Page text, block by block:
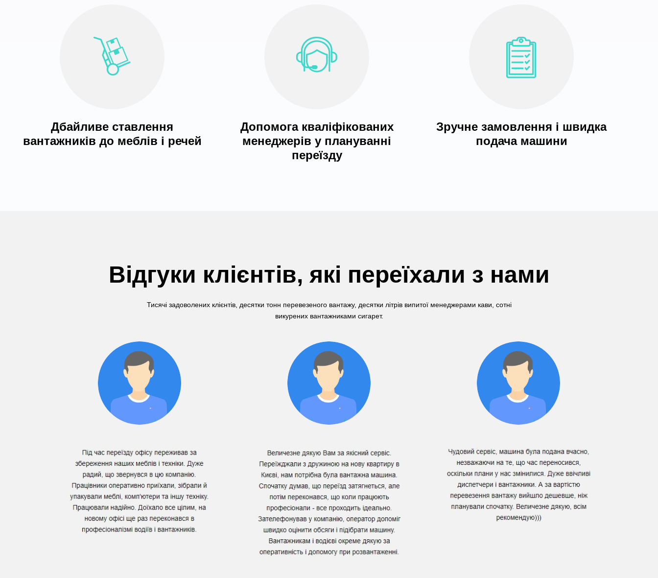
Дбайливе ставлення
вантажників до меблів і речей
Допомога кваліфікованих
менеджерів у плануванні
переїзду
Зручне замовлення і швидка
подача машини
Відгуки клієнтів, які переїхали з нами
Тисячі задоволених клієнтів, десятки тонн перевезеного вантажу, десятки літрів випитої менеджерами кави, сотні
викурених вантажниками сигарет.